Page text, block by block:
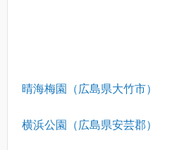
晴海梅園（広島県大竹市）
横浜公園（広島県安芸郡）